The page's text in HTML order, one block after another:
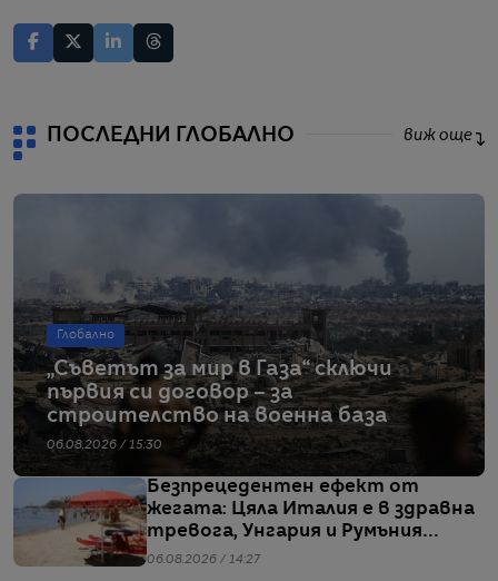
ПОСЛЕДНИ ГЛОБАЛНО виж още
Глобално
„Съветът за мир в Газа“ сключи
първия си договор – за
строителство на военна база
06.08.2026 / 15:30
Безпрецедентен ефект от
жегата: Цяла Италия е в здравна
тревога, Унгария и Румъния
пестят електричество
06.08.2026 / 14:27